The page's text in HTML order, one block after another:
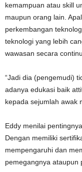
kemampuan atau skill
maupun orang lain.
perkembangan
teknologi yang lebih
wawasan secara
“Jadi dia (pengemudi)
adanya edukasi baik
kepada sejumlah awak
Eddy menilai
Dengan memiliki
mempengaruhi dan
pemegangnya ataupun